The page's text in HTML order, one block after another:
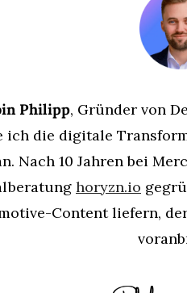
Philipp, Gründer von
ich die digitale
Nach 10 Jahren bei
horyzn.io
Content liefern,